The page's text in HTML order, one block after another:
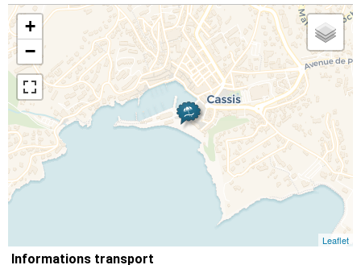
+
−
Leaflet
Informations transport